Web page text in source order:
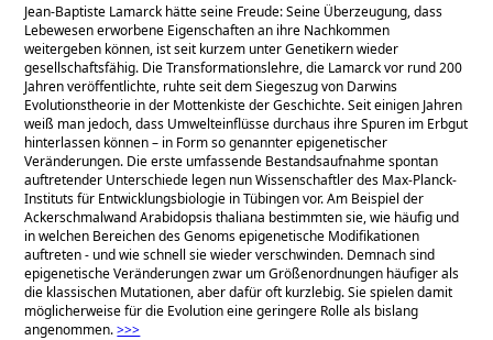
Jean-Baptiste Lamarck hätte seine Freude: Seine Überzeugung, dass
Lebewesen erworbene Eigenschaften an ihre Nachkommen
weitergeben können, ist seit kurzem unter Genetikern wieder
gesellschaftsfähig. Die Transformationslehre, die Lamarck vor rund 200
Jahren veröffentlichte, ruhte seit dem Siegeszug von Darwins
Evolutionstheorie in der Mottenkiste der Geschichte. Seit einigen Jahren
weiß man jedoch, dass Umwelteinflüsse durchaus ihre Spuren im Erbgut
hinterlassen können – in Form so genannter epigenetischer
Veränderungen. Die erste umfassende Bestandsaufnahme spontan
auftretender Unterschiede legen nun Wissenschaftler des Max-Planck-
Instituts für Entwicklungsbiologie in Tübingen vor. Am Beispiel der
Ackerschmalwand Arabidopsis thaliana bestimmten sie, wie häufig und
in welchen Bereichen des Genoms epigenetische Modifikationen
auftreten - und wie schnell sie wieder verschwinden. Demnach sind
epigenetische Veränderungen zwar um Größenordnungen häufiger als
die klassischen Mutationen, aber dafür oft kurzlebig. Sie spielen damit
möglicherweise für die Evolution eine geringere Rolle als bislang
angenommen.>>>